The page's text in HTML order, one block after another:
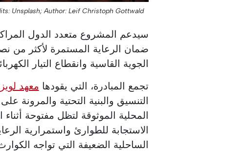
Unsplash; Author: Leif Christoph Gottwald;
سيدعم المشروع متعدد الدول
ضمان الرعاية المستمرة لأكثر من
الجوية القاسية وانقطاع التيار
تجمع المبادرة، التي يقودها معهد
التنسيق والبنية التحتية والمرونة
المحلية الموثوقة لتظل مفتوحة
الاستجابة للطوارئ واستمرارية
الساحلية الضعيفة التي تواجه